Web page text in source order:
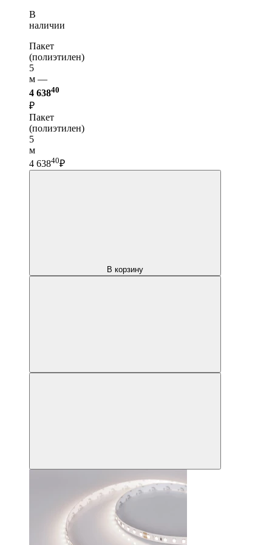
В
наличии
Пакет
(полиэтилен)
5
м —
4 63840
₽
Пакет
(полиэтилен)
5
м
4 63840₽
В корзину